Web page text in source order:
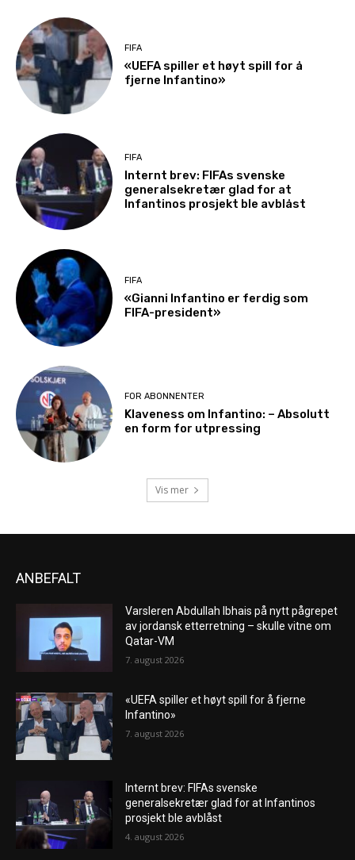
FIFA
«UEFA spiller et høyt spill for å
fjerne Infantino»
FIFA
Internt brev: FIFAs svenske
generalsekretær glad for at
Infantinos prosjekt ble avblåst
FIFA
«Gianni Infantino er ferdig som
FIFA-president»
FOR ABONNENTER
Klaveness om Infantino: – Absolutt
en form for utpressing
Vis mer
ANBEFALT
Varsleren Abdullah Ibhais på nytt pågrepet
av jordansk etterretning – skulle vitne om
Qatar-VM
7. august 2026
«UEFA spiller et høyt spill for å fjerne
Infantino»
7. august 2026
Internt brev: FIFAs svenske
generalsekretær glad for at Infantinos
prosjekt ble avblåst
4. august 2026